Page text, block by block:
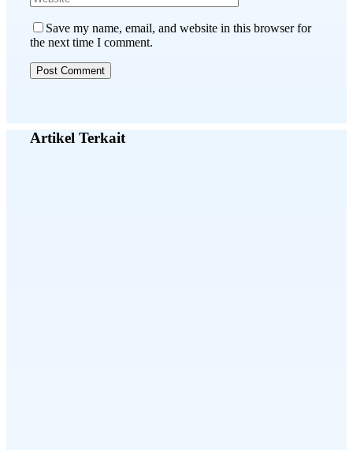
Save my name, email, and website in this browser for
the next time I comment.
Artikel Terkait